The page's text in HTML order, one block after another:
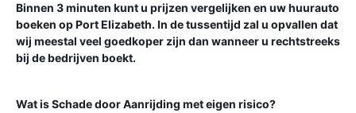
Binnen 3 minuten kunt u prijzen vergelijken en uw huurauto
boeken opPort Elizabeth. In de tussentijd zal u opvallen dat
wij meestal veel goedkoper zijn dan wanneer u rechtstreeks
bij de bedrijven boekt.
Wat is Schade door Aanrijding met eigen risico?